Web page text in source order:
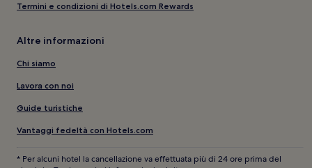
Termini e condizioni di Hotels.com Rewards
Altre informazioni
Chi siamo
Lavora con noi
Guide turistiche
Vantaggi fedeltà con Hotels.com
* Per alcuni hotel la cancellazione va effettuata più di 24 ore prima del